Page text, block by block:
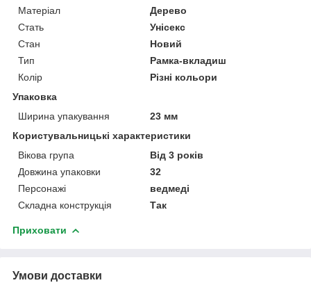
Матеріал
Дерево
Стать
Унісекс
Стан
Новий
Тип
Рамка-вкладиш
Колір
Різні кольори
Упаковка
Ширина упакування
23 мм
Користувальницькі характеристики
Вікова група
Від 3 років
Довжина упаковки
32
Персонажі
ведмеді
Складна конструкція
Так
Приховати
Умови доставки